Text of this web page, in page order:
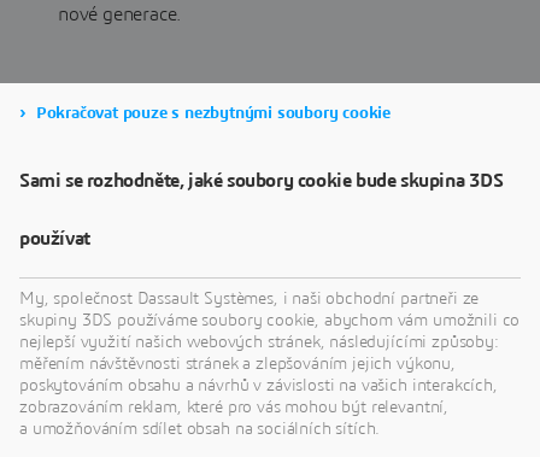
nové generace.
STÁHNĚTE SI INFORMAČNÍ
DOKUMENT
Pokračovat pouze s nezbytnými soubory cookie
Sami se rozhodněte, jaké soubory cookie bude skupina 3DS
používat
My, společnost Dassault Systèmes, i naši obchodní partneři ze
skupiny 3DS používáme soubory cookie, abychom vám umožnili co
nejlepší využití našich webových stránek, následujícími způsoby:
měřením návštěvnosti stránek a zlepšováním jejich výkonu,
poskytováním obsahu a návrhů v závislosti na vašich interakcích,
zobrazováním reklam, které pro vás mohou být relevantní,
a umožňováním sdílet obsah na sociálních sítích.